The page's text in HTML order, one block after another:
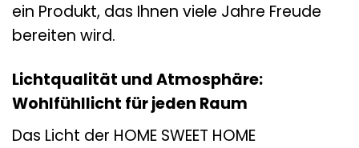
ein Produkt, das Ihnen viele Jahre Freude
bereiten wird.
Lichtqualität und Atmosphäre:
Wohlfühllicht für jeden Raum
Das Licht der HOME SWEET HOME